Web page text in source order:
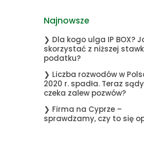
Najnowsze
❯ Dla kogo ulga IP BOX?
skorzystać z niższej
podatku?
❯ Liczba rozwodów w
2020 r. spadła. Teraz sądy
czeka zalew pozwów?
❯ Firma na Cyprze –
sprawdzamy, czy to się